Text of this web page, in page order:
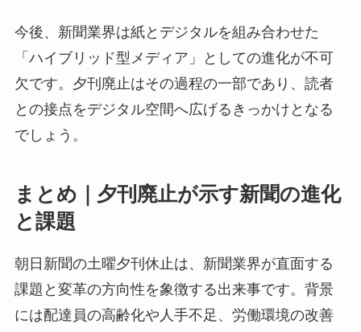
今後、新聞業界は紙とデジタルを組み合わせた
「ハイブリッド型メディア」としての進化が不可
欠です。夕刊廃止はその過程の一部であり、読者
との接点をデジタル空間へ広げるきっかけとなる
でしょう。
まとめ｜夕刊廃止が示す新聞の進化
と課題
朝日新聞の土曜夕刊休止は、新聞業界が直面する
課題と変革の方向性を象徴する出来事です。背景
には配達員の高齢化や人手不足、労働環境の改善